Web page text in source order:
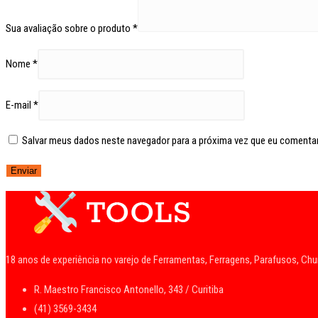
Sua avaliação sobre o produto *
Nome *
E-mail *
Salvar meus dados neste navegador para a próxima vez que eu
18 anos de experiência no varejo de Ferramentas, Ferragens, Parafusos,
R. Maestro Francisco Antonello, 343 / Curitiba
(41) 3569-3434